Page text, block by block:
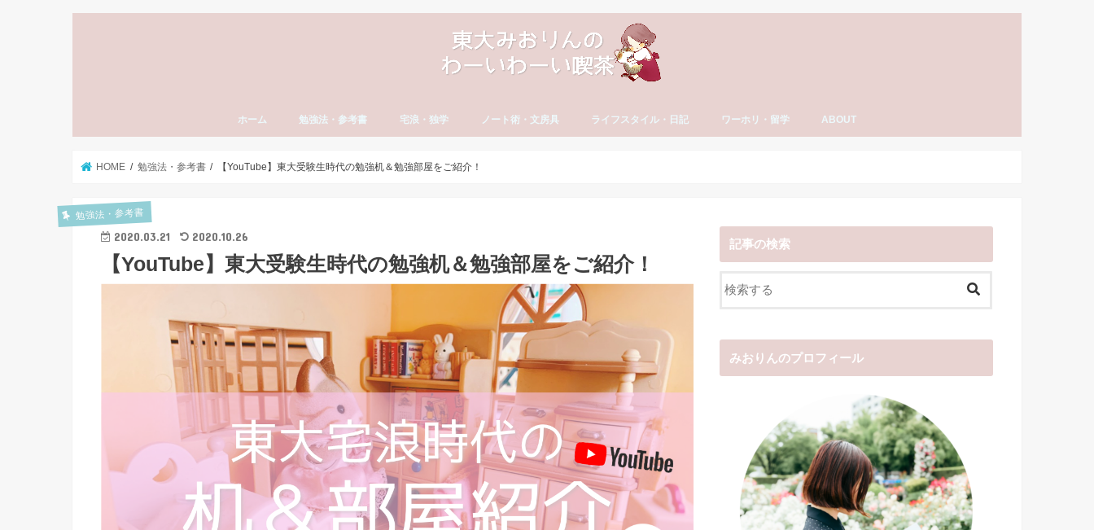
ホーム 勉強法・参考書 宅浪・独学 ノート術・文房具 ライフスタイル・日記 ワーホリ・留学 ABOUT
HOME 勉強法・参考書 【YouTube】東大受験生時代の勉強机＆勉強部屋をご紹介！
勉強法・参考書
2020.03.21 2020.10.26
【YouTube】東大受験生時代の勉強机＆勉強部屋をご紹介！
記事の検索
みおりんのプロフィール